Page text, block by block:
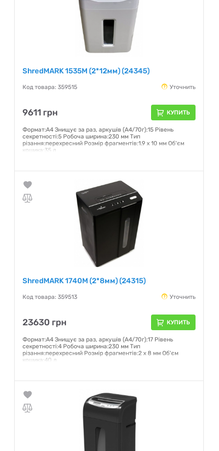
ShredMARK 1535M (2*12мм) (24345)
Код товара: 359515 Уточнить
9611 грн КУПИТЬ
Формат:А4 Знищує за раз, аркушів (А4/70г):15 Рівень
секретності:5 Робоча ширина:230 мм Тип
різання:перехресний Розмір фрагментів:1.9 х 10 мм Об'єм
кошика:35 л
ShredMARK 1740M (2*8мм) (24315)
Код товара: 359513 Уточнить
23630 грн КУПИТЬ
Формат:А4 Знищує за раз, аркушів (А4/70г):17 Рівень
секретності:4 Робоча ширина:230 мм Тип
різання:перехресний Розмір фрагментів:2 х 8 мм Об'єм
кошика:40 л